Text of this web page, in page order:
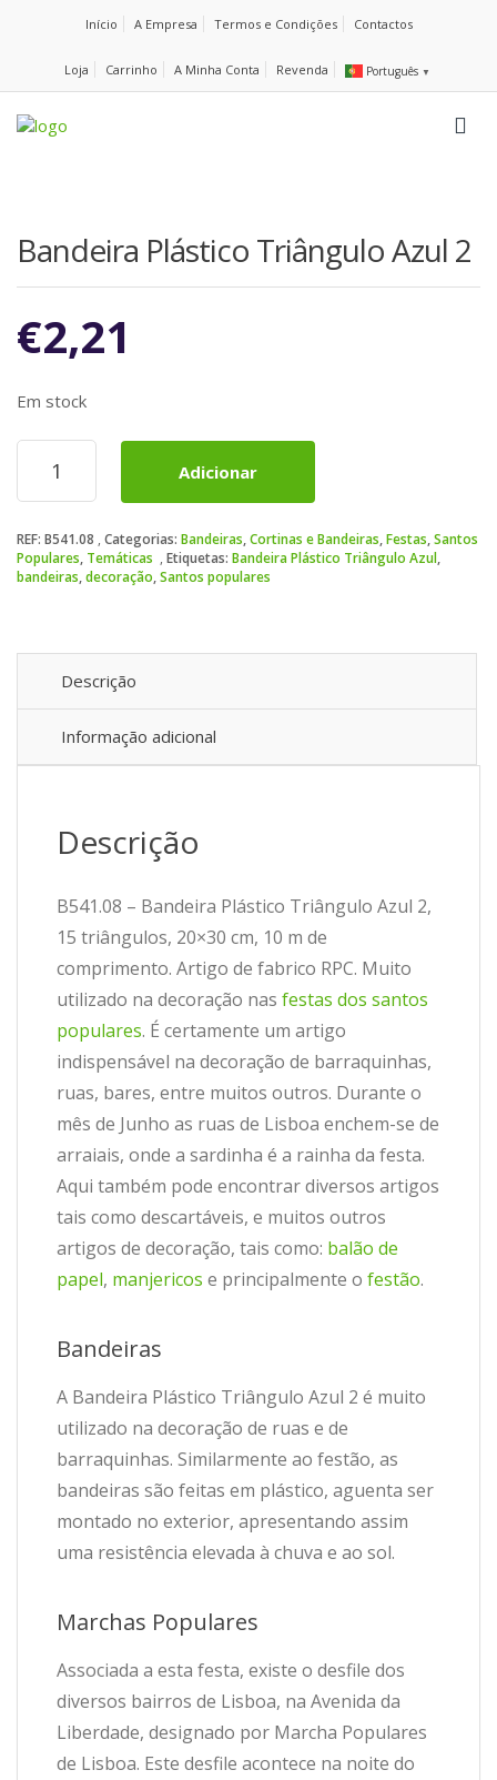
Início A Empresa Termos e Condições Contactos
Loja Carrinho A Minha Conta Revenda Português ▼
Bandeira Plástico Triângulo Azul 2
€2,21
Em stock
Quantidade
Bandeira
Triângulo
Azul
2
Adicionar
REF: B541.08 Categorias: Bandeiras,Cortinas e Bandeiras,Festas,Santos
Populares, Temáticas Etiquetas: Bandeira Plástico Triângulo Azul,
bandeiras,decoração,Santos populares
Descrição
Informação adicional
Descrição
B541.08 – Bandeira Plástico Triângulo Azul 2,
15 triângulos, 20×30 cm, 10 m de
comprimento. Artigo de fabrico RPC. Muito
utilizado na decoração nas festas dos santos
populares. É certamente um artigo
indispensável na decoração de barraquinhas,
ruas, bares, entre muitos outros. Durante o
mês de Junho as ruas de Lisboa enchem-se de
arraiais, onde a sardinha é a rainha da festa.
Aqui também pode encontrar diversos artigos
tais como descartáveis, e muitos outros
artigos de decoração, tais como: balão de
papel, manjericos e principalmente o festão.
Bandeiras
A Bandeira Plástico Triângulo Azul 2 é muito
utilizado na decoração de ruas e de
barraquinhas. Similarmente ao festão, as
bandeiras são feitas em plástico, aguenta ser
montado no exterior, apresentando assim
uma resistência elevada à chuva e ao sol.
Marchas Populares
Associada a esta festa, existe o desfile dos
diversos bairros de Lisboa, na Avenida da
Liberdade, designado por Marcha Populares
de Lisboa. Este desfile acontece na noite do